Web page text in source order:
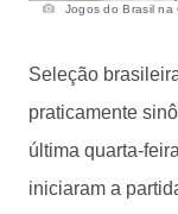
Jogos do Brasil na
Seleção
praticamente
última quarta-
iniciaram a